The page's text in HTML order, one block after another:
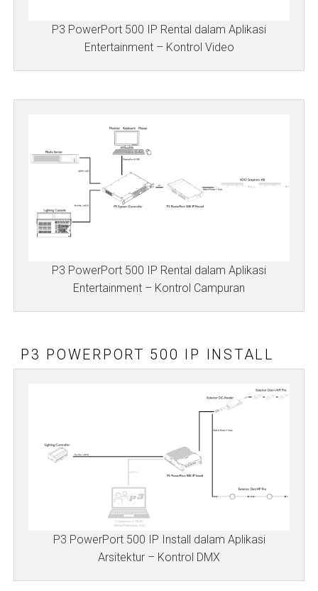
P3 PowerPort 500 IP Rental dalam Aplikasi
Entertainment – Kontrol Video
P3 PowerPort 500 IP Rental dalam Aplikasi
Entertainment – Kontrol Campuran
P3 POWERPORT 500 IP INSTALL
P3 PowerPort 500 IP Install dalam Aplikasi
Arsitektur – Kontrol DMX